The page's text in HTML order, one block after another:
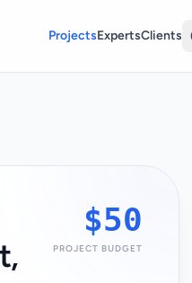
ProjectsExpertsClients
$50
PROJECT BUDGET